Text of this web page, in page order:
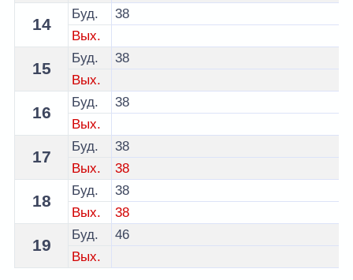
14
Буд.
38
Вых.
15
Буд.
38
Вых.
16
Буд.
38
Вых.
17
Буд.
38
Вых.
38
18
Буд.
38
Вых.
38
19
Буд.
46
Вых.